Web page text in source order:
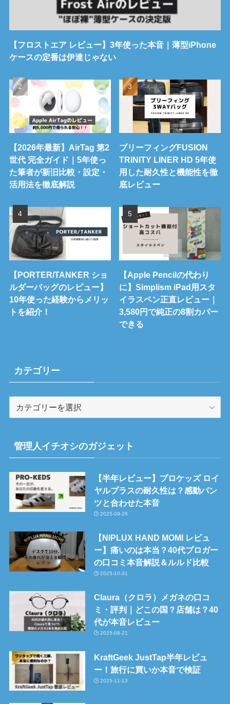
【フロストエア レビュー】3年使った本音｜薄型iPhone
ケースの定番は伊達じゃない
【2026年最新】AirTag 第2
世代 完全ガイド｜5年使っ
た筆者が新旧比較・設定・
活用法を徹底解説
ブリーフィングFUSION
TRINITY LINER HD 5年使
用した耐久性と機能性を徹
底レビュー
【PORTER/TANKER ショ
ルダーバッグのレビュー】
10年使った経験からメリッ
トを紹介！
【Apple Pencilの代わり
に】Simplism iPad用スタ
イラスペン正直レビュー｜
3,580円で純正の8割カバー
できる
カテゴリー
リ
ー
管理人イチオシのガジェット
【半年レビュー】プロケッズ ロイ
ヤルプラスの耐久性は？感動パン
ツと合わせた本音
2025-09-26
【NIPLUX HAND MOMI レビュ
ー】痛いのは本当？40代ブロガー
の口コミ本音解説＆ルルド比較
2025-10-31
Claura（クロラ）メガネの口コ
ミ・評判｜どこの国？店舗は？40
代が本音レビュー
2025-08-21
KraftGeek JustTap半年レビュ
ー！旅行に買いか本音で検証
2025-11-13